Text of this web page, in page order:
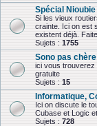
Spécial
Si les vieux
crainte. Ici on est
existent déjà.
Sujets : 1755
Sono pas
ici vous trouverez
gratuite
Sujets : 15
Informatique,
Ici on discute le
Cubase et Logic
Sujets : 728